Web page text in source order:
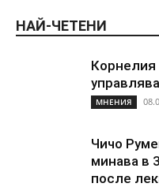
НАЙ-ЧЕТЕНИ
Корнелия
МНЕНИЯ
Чичо
минава в
после